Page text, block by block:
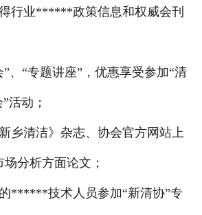
行业******政策信息和权威会刊
、“专题讲座”，优惠享受参加“清
活动；
乡清洁》杂志、协会官方网站上
分析方面论文；
******技术人员参加“新清协”专